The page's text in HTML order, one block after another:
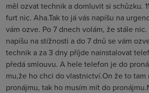
měl ozvat technik a domluvit si schůzku.
furt nic. Aha.Tak to já vás napíšu na
vám ozve. Po 7 dnech volám, že stále nic.
napíšu na stížnosti a do 7 dnů se vám
technik a za 3 dny příjde nainstalovat
předá smlouvu. A hele telefon je do
mu,že ho chci do vlastnictví.On že to tam
pronájmu, tak ho musím mít do